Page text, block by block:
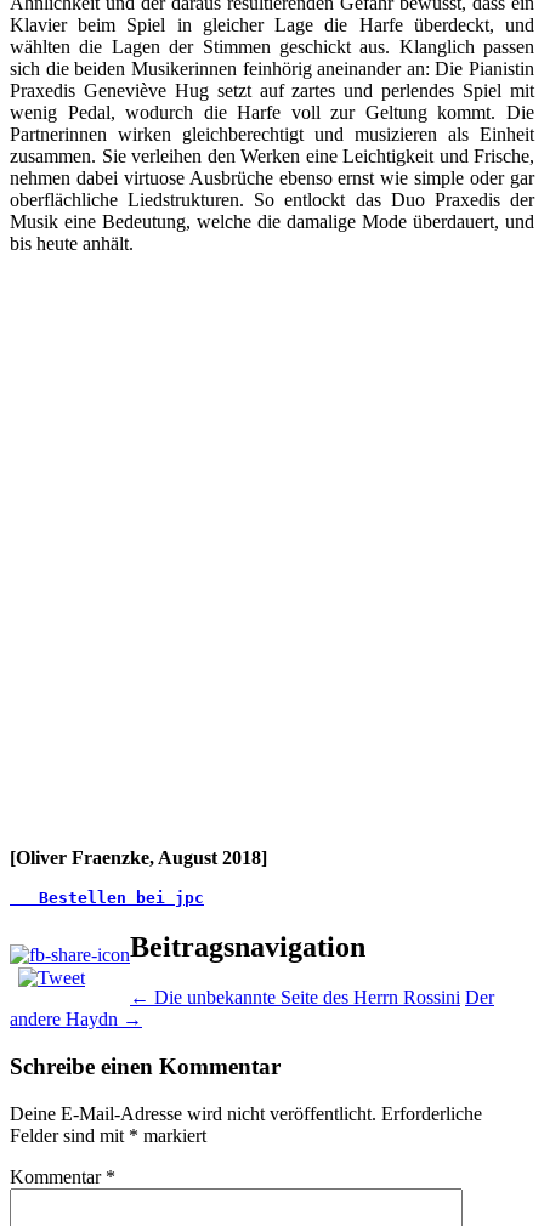
Klavier beim Spiel in gleicher Lage die Harfe überdeckt, und
wählten die Lagen der Stimmen geschickt aus. Klanglich passen
sich die beiden Musikerinnen feinhörig aneinander an: Die Pianistin
Praxedis Geneviève Hug setzt auf zartes und perlendes Spiel mit
wenig Pedal, wodurch die Harfe voll zur Geltung kommt. Die
Partnerinnen wirken gleichberechtigt und musizieren als Einheit
zusammen. Sie verleihen den Werken eine Leichtigkeit und Frische,
nehmen dabei virtuose Ausbrüche ebenso ernst wie simple oder gar
oberflächliche Liedstrukturen. So entlockt das Duo Praxedis der
Musik eine Bedeutung, welche die damalige Mode überdauert, und
bis heute anhält.
[Oliver Fraenzke, August 2018]
Bestellen bei jpc
Beitragsnavigation
← Die unbekannte Seite des Herrn Rossini Der
andere Haydn →
Schreibe einen Kommentar
Deine E-Mail-Adresse wird nicht veröffentlicht. Erforderliche
Felder sind mit * markiert
Kommentar *